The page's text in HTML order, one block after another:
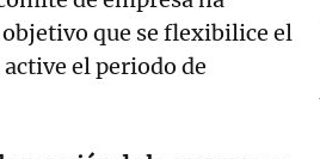
que se flexibilice el
el periodo de